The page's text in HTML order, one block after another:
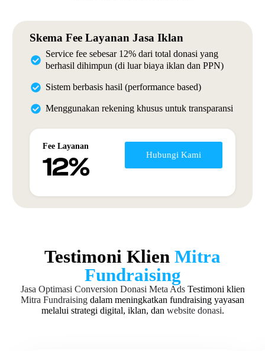
Skema Fee Layanan Jasa Iklan
Service fee sebesar 12% dari total donasi yang
berhasil dihimpun (di luar biaya iklan dan PPN)
Sistem berbasis hasil (performance based)
Menggunakan rekening khusus untuk transparansi
Fee Layanan
12% Hubungi Kami
Testimoni Klien Mitra
Fundraising
Jasa Optimasi Conversion Donasi Meta AdsTestimoni klien
Mitra Fundraising dalam meningkatkan fundraising yayasan
melalui strategi digital, iklan, dan website donasi.